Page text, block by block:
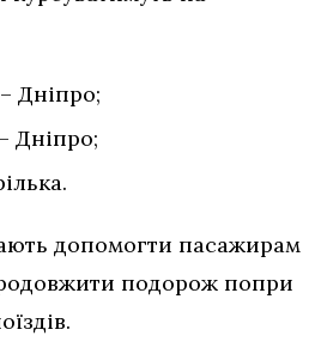
Дніпро;
Дніпро;
допомогти пасажирам
подорож попри